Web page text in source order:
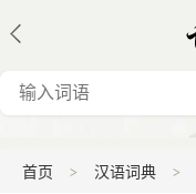
首页 汉语词典